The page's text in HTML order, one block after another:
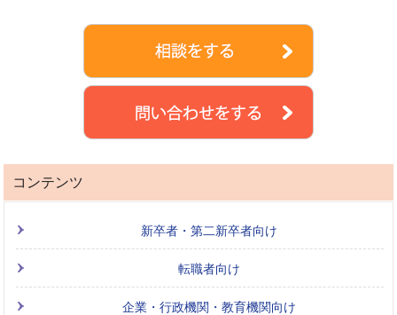
コンテンツ
新卒者・第二新卒者向け
転職者向け
企業・行政機関・教育機関向け